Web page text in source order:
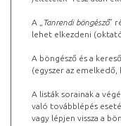
A „ Tanrendi böngésző”
lehet elkezdeni
A böngésző és a
(egyszer az
A listák sorainak a
való továbblépés
vagy lépjen vissza a